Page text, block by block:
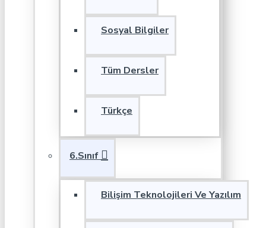
Sosyal Bilgiler
Tüm Dersler
Türkçe
6.Sınıf
Bilişim Teknolojileri Ve Yazılım